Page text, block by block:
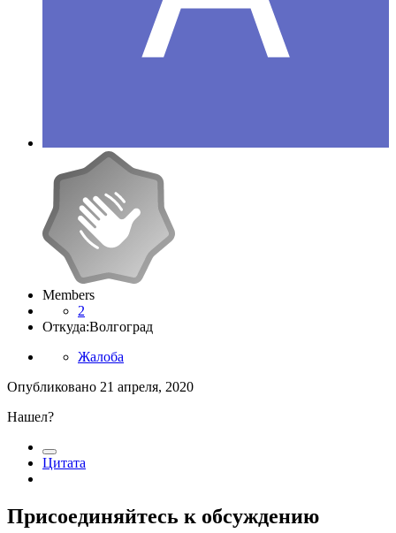
Members
2
Откуда:Волгоград
Жалоба
Опубликовано 21 апреля, 2020
Нашел?
Цитата
Присоединяйтесь к обсуждению